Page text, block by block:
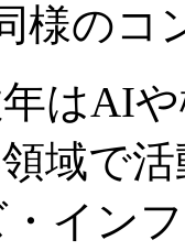
様のコ
はAI
領域で
イン